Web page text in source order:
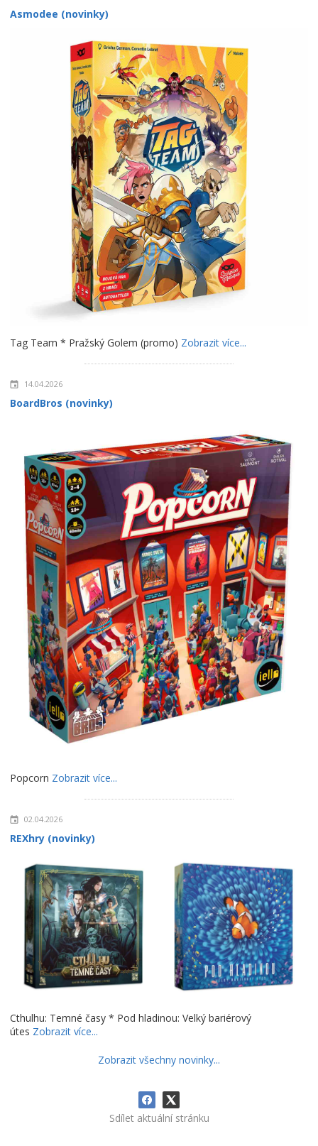
Asmodee (novinky)
Tag Team * Pražský Golem (promo) Zobrazit více...
14.04.2026
BoardBros (novinky)
Popcorn Zobrazit více...
02.04.2026
REXhry (novinky)
Cthulhu: Temné časy * Pod hladinou: Velký bariérový
útes Zobrazit více...
Zobrazit všechny novinky...
Sdílet aktuální stránku